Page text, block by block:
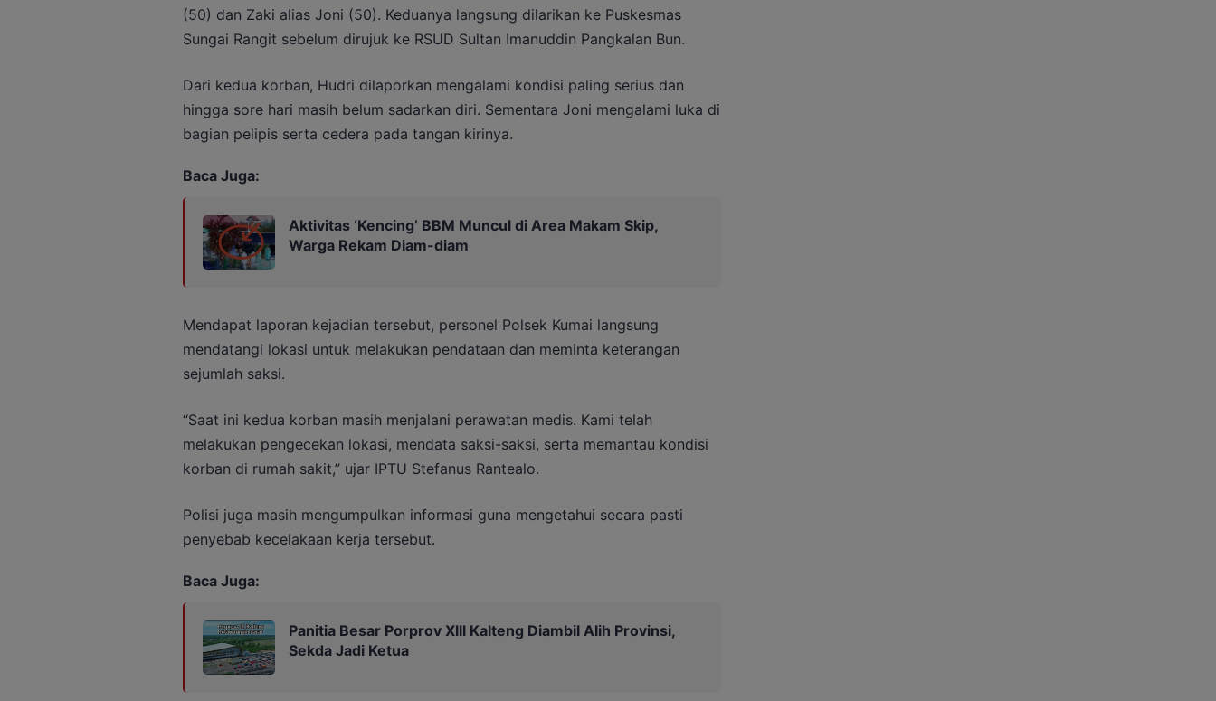
(50) dan Zaki alias Joni (50). Keduanya langsung dilarikan ke Puskesmas
Sungai Rangit sebelum dirujuk ke RSUD Sultan Imanuddin Pangkalan Bun.
Dari kedua korban, Hudri dilaporkan mengalami kondisi paling serius dan
hingga sore hari masih belum sadarkan diri. Sementara Joni mengalami luka di
bagian pelipis serta cedera pada tangan kirinya.
Baca Juga:
Aktivitas ‘Kencing’ BBM Muncul di Area Makam Skip,
Warga Rekam Diam-diam
Mendapat laporan kejadian tersebut, personel Polsek Kumai langsung
mendatangi lokasi untuk melakukan pendataan dan meminta keterangan
sejumlah saksi.
“Saat ini kedua korban masih menjalani perawatan medis. Kami telah
melakukan pengecekan lokasi, mendata saksi-saksi, serta memantau kondisi
korban di rumah sakit,” ujar IPTU Stefanus Rantealo.
Polisi juga masih mengumpulkan informasi guna mengetahui secara pasti
penyebab kecelakaan kerja tersebut.
Baca Juga:
Panitia Besar Porprov Xlll Kalteng Diambil Alih Provinsi,
Sekda Jadi Ketua